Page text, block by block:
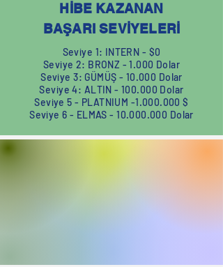
HİBE KAZANAN
BAŞARI SEVİYELERİ
Seviye 1: INTERN - $0
Seviye 2: BRONZ - 1.000 Dolar
Seviye 3: GÜMÜŞ - 10.000 Dolar
Seviye 4: ALTIN - 100.000 Dolar
Seviye 5 - PLATNIUM -1.000.000 $
Seviye 6 - ELMAS -10.000.000 Dolar